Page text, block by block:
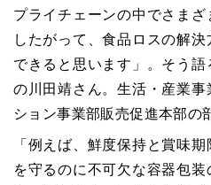
プライチェーンの中でさまざ
したがって、食品ロスの解
できると思います」。そう
の川田靖さん。生活・産業
ション事業部販売促進本部の
「例えば、鮮度保持と賞味
を守るのに不可欠な容器包